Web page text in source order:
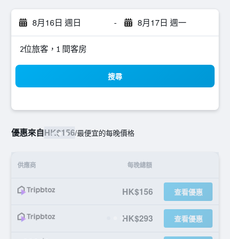
8月16日 週日 - 8月17日 週一
2位旅客，1 間客房
搜尋
優惠來自HK$156/最便宜的每晚價格
供應商 每晚總額
HK$156 查看優惠
HK$293 查看優惠